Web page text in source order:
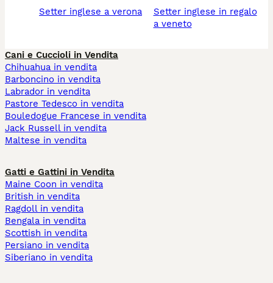
setter inglese a verona
setter inglese in regalo
a veneto
Cani e Cuccioli in Vendita
Chihuahua in vendita
Barboncino in vendita
Labrador in vendita
Pastore Tedesco in vendita
Bouledogue Francese in vendita
Jack Russell in vendita
Maltese in vendita
Gatti e Gattini in Vendita
Maine Coon in vendita
British in vendita
Ragdoll in vendita
Bengala in vendita
Scottish in vendita
Persiano in vendita
Siberiano in vendita